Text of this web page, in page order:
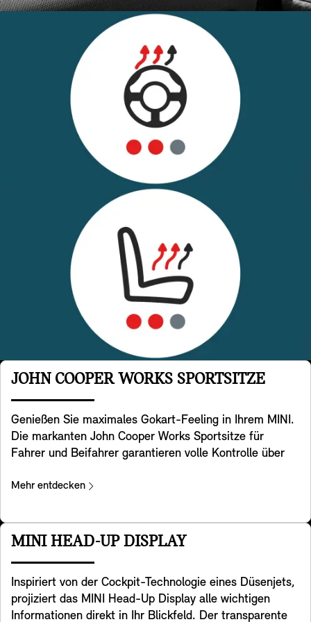
JOHN COOPER WORKS SPORTSITZE
Genießen Sie maximales Gokart-Feeling in Ihrem MINI.
Die markanten John Cooper Works Sportsitze für
Fahrer und Beifahrer garantieren volle Kontrolle über
Sitzgeometrie mit integrierten Kopfstützen und bieten
Sie Kurven mit dem für MINI typischen Handling
nehmen können. Die Sitze sind in den Designvarianten
Mehr entdecken
MINI HEAD-UP DISPLAY
Inspiriert von der Cockpit-Technologie eines Düsenjets,
projiziert das MINI Head-Up Display alle wichtigen
Informationen direkt in Ihr Blickfeld. Der transparente